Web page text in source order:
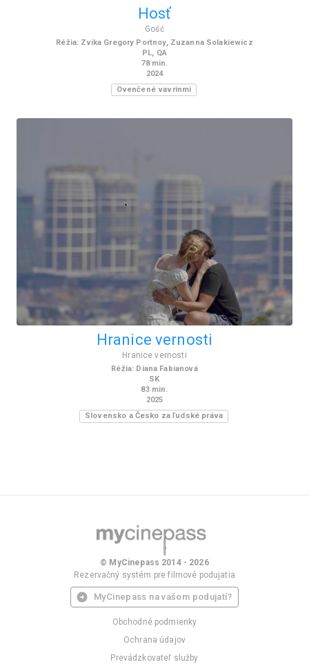
Hosť
Gość
Réžia: Zvika Gregory Portnoy, Zuzanna Solakiewicz
PL
QA
78 min.
2024
Ovenčené vavrínmi
Hranice vernosti
Hranice vernosti
Réžia: Diana Fabianová
SK
83 min.
2025
Slovensko a Česko za ľudské práva
© MyCinepass 2014 - 2026
Rezervačný systém pre filmové podujatia
MyCinepass na vašom podujatí?
Obchodné podmienky
Ochrana údajov
Prevádzkovateľ služby